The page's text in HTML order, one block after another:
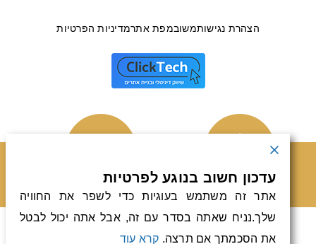
הצהרת נגישותמשובמפת אתרמדיניות הפרטיות
טלפון וואטסאפעדכון חשוב בנוגע לפרטיות
אתר זה משתמש בעוגיות כדי לשפר את החוויה
שלך.נניח שאתה בסדר עם זה, אבל אתה יכול לבטל
את הסכמתך אם תרצה.קרא עוד